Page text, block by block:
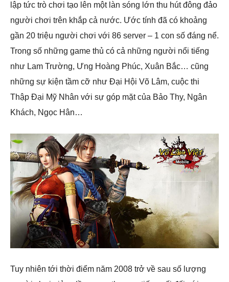
lập tức trò chơi tạo lên một làn sóng lớn thu hút đông đảo
người chơi trên khắp cả nước. Ước tính đã có khoảng
gần 20 triệu người chơi với 86 server – 1 con số đáng nể.
Trong số những game thủ có cả những người nổi tiếng
như Lam Trường, Ưng Hoàng Phúc, Xuân Bắc… cũng
những sự kiện tầm cỡ như Đại Hội Võ Lâm, cuộc thi
Thập Đại Mỹ Nhân với sự góp mặt của Bảo Thy, Ngân
Khách, Ngọc Hân…
Tuy nhiên tới thời điểm năm 2008 trở về sau số lượng